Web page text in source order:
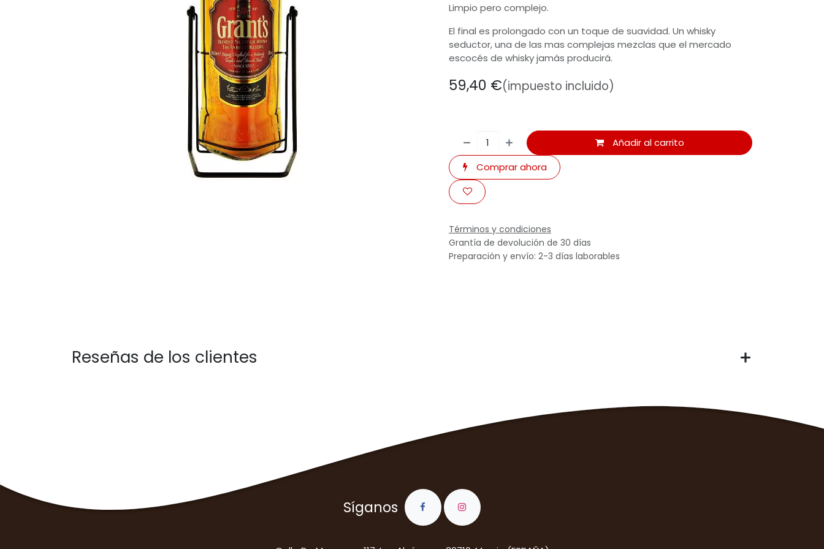
Limpio pero complejo.
El final es prolongado con un toque de suavidad. Un whisky
seductor, una de las mas complejas mezclas que el mercado
escocés de whisky jamás producirá.
59,40 €(impuesto incluido)
Añadir al carrito
Comprar ahora
Términos y condiciones
Grantía de devolución de 30 días
Preparación y envío: 2-3 días laborables
Reseñas de los clientes
Síganos